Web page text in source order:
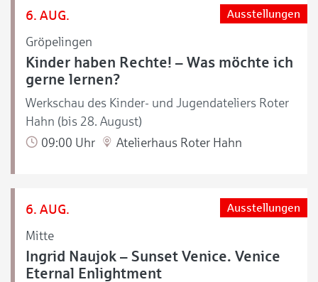
6. AUG.
Gröpelingen
Ausstellungen
Kinder haben Rechte! – Was möchte ich
gerne lernen?
Werkschau des Kinder- und Jugendateliers Roter
Hahn (bis 28. August)
09:00 Uhr
Atelierhaus Roter Hahn
6. AUG.
Mitte
Ausstellungen
Ingrid Naujok – Sunset Venice. Venice
Eternal Enlightment